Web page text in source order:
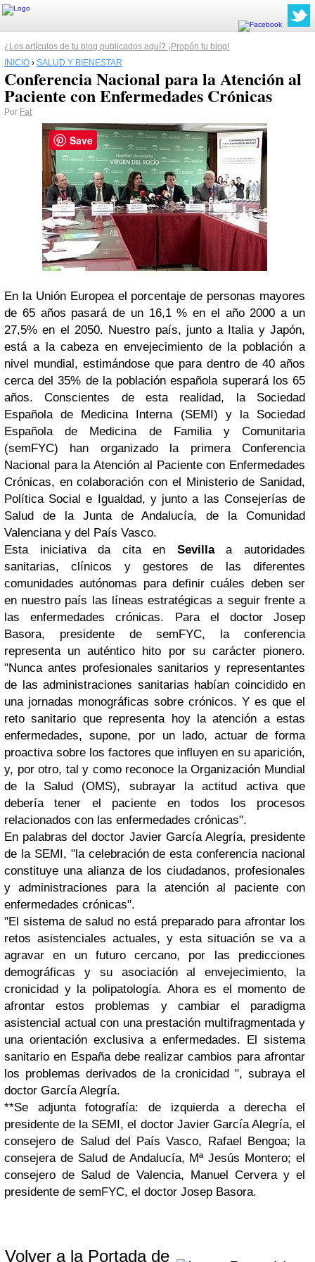
¿Los artículos de tu blog publicados aquí? ¡Propón tu blog!
INICIO › SALUD Y BIENESTAR
Conferencia Nacional para la Atención al
Paciente con Enfermedades Crónicas
Por Fat
En la Unión Europea el porcentaje de personas mayores
de 65 años pasará de un 16,1 % en el año 2000 a un
27,5% en el 2050. Nuestro país, junto a Italia y Japón,
está a la cabeza en envejecimiento de la población a
nivel mundial, estimándose que para dentro de 40 años
cerca del 35% de la población española superará los 65
años. Conscientes de esta realidad, la Sociedad
Española de Medicina Interna (SEMI) y la Sociedad
Española de Medicina de Familia y Comunitaria
(semFYC) han organizado la primera Conferencia
Nacional para la Atención al Paciente con Enfermedades
Crónicas, en colaboración con el Ministerio de Sanidad,
Política Social e Igualdad, y junto a las Consejerías de
Salud de la Junta de Andalucía, de la Comunidad
Valenciana y del País Vasco.
Esta iniciativa da cita en Sevillaa autoridades
sanitarias, clínicos y gestores de las diferentes
comunidades autónomas para definir cuáles deben ser
en nuestro país las líneas estratégicas a seguir frente a
las enfermedades crónicas. Para el doctor Josep
Basora, presidente de semFYC, la conferencia
representa un auténtico hito por su carácter pionero.
"Nunca antes profesionales sanitarios y representantes
de las administraciones sanitarias habían coincidido en
una jornadas monográficas sobre crónicos. Y es que el
reto sanitario que representa hoy la atención a estas
enfermedades, supone, por un lado, actuar de forma
proactiva sobre los factores que influyen en su aparición,
y, por otro, tal y como reconoce la Organización Mundial
de la Salud (OMS), subrayar la actitud activa que
debería tener el paciente en todos los procesos
relacionados con las enfermedades crónicas".
En palabras del doctor Javier García Alegría, presidente
de la SEMI, "la celebración de esta conferencia nacional
constituye una alianza de los ciudadanos, profesionales
y administraciones para la atención al paciente con
enfermedades crónicas".
"El sistema de salud no está preparado para afrontar los
retos asistenciales actuales, y esta situación se va a
agravar en un futuro cercano, por las predicciones
demográficas y su asociación al envejecimiento, la
cronicidad y la polipatología. Ahora es el momento de
afrontar estos problemas y cambiar el paradigma
asistencial actual con una prestación multifragmentada y
una orientación exclusiva a enfermedades. El sistema
sanitario en España debe realizar cambios para afrontar
los problemas derivados de la cronicidad ", subraya el
doctor García Alegría.
**Se adjunta fotografía: de izquierda a derecha el
presidente de la SEMI, el doctor Javier García Alegría, el
consejero de Salud del País Vasco, Rafael Bengoa; la
consejera de Salud de Andalucía, Mª Jesús Montero; el
consejero de Salud de Valencia, Manuel Cervera y el
presidente de semFYC, el doctor Josep Basora.
Volver a la Portada de
Save